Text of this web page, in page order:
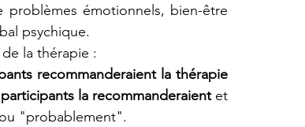
émotionnels, bien-être
psychique.
de la thérapie :
recommanderaient la thérapie
la recommanderaient et
"probablement".